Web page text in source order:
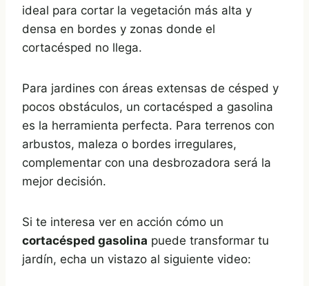
ideal para cortar la vegetación más alta y
densa en bordes y zonas donde el
cortacésped no llega.
Para jardines con áreas extensas de césped y
pocos obstáculos, un cortacésped a gasolina
es la herramienta perfecta. Para terrenos con
arbustos, maleza o bordes irregulares,
complementar con una desbrozadora será la
mejor decisión.
Si te interesa ver en acción cómo un
cortacésped gasolina puede transformar tu
jardín, echa un vistazo al siguiente video: